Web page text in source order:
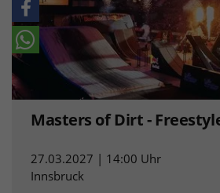
Masters of Dirt -
27.03.2027 | 14:00 Uhr
Innsbruck